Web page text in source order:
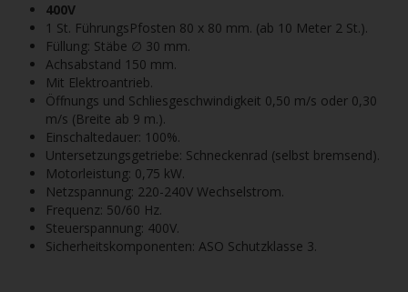
400V
1 St. FührungsPfosten 80 x 80 mm. (ab 10 Meter 2 St.).
Füllung: Stäbe ∅ 30 mm.
Achsabstand 150 mm.
Mit Elektroantrieb.
Öffnungs und Schliesgeschwindigkeit 0,50 m/s oder 0,30
m/s (Breite ab 9 m.).
Einschaltedauer: 100%.
Untersetzungsgetriebe: Schneckenrad (selbst bremsend).
Motorleistung: 0,75 kW.
Netzspannung: 220-240V Wechselstrom.
Frequenz: 50/60 Hz.
Steuerspannung: 400V.
Sicherheitskomponenten: ASO Schutzklasse 3.